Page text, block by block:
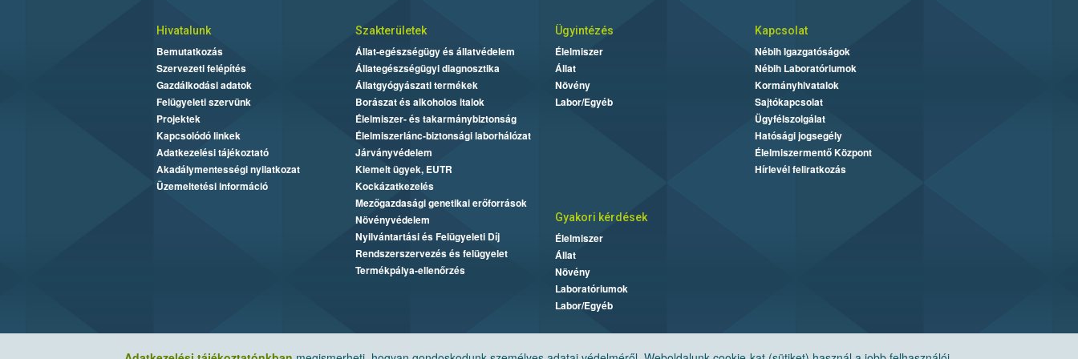
Hivatalunk
Bemutatkozás
Szervezeti felépítés
Gazdálkodási adatok
Felügyeleti szervünk
Projektek
Kapcsolódó linkek
Adatkezelési tájékoztató
Akadálymentességi nyilatkozat
Üzemeltetési információ
Szakterületek
Állat-egészségügy és állatvédelem
Állategészségügyi diagnosztika
Állatgyógyászati termékek
Borászat és alkoholos italok
Élelmiszer- és takarmánybiztonság
Élelmiszerlánc-biztonsági laborhálózat
Járványvédelem
Kiemelt ügyek, EUTR
Kockázatkezelés
Mezőgazdasági genetikai erőforrások
Növényvédelem
Nyilvántartási és Felügyeleti Díj
Rendszerszervezés és felügyelet
Termékpálya-ellenőrzés
Ügyintézés
Élelmiszer
Állat
Növény
Labor/Egyéb
Kapcsolat
Nébih Igazgatóságok
Nébih Laboratóriumok
Kormányhivatalok
Sajtókapcsolat
Ügyfélszolgálat
Hatósági jogsegély
Élelmiszermentő Központ
Hírlevél feliratkozás
Gyakori kérdések
Élelmiszer
Állat
Növény
Laboratóriumok
Labor/Egyéb